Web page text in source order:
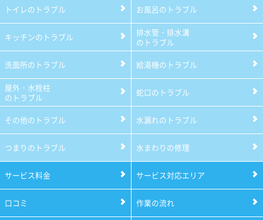
トイレのトラブル お風呂のトラブル
キッチンのトラブル
排水管・排水溝
のトラブル
洗面所のトラブル
給湯機のトラブル
屋外・水栓柱
のトラブル
蛇口のトラブル
その他のトラブル 水漏れのトラブル
つまりのトラブル 水まわりの修理
サービス料金 サービス対応エリア
口コミ 作業の流れ